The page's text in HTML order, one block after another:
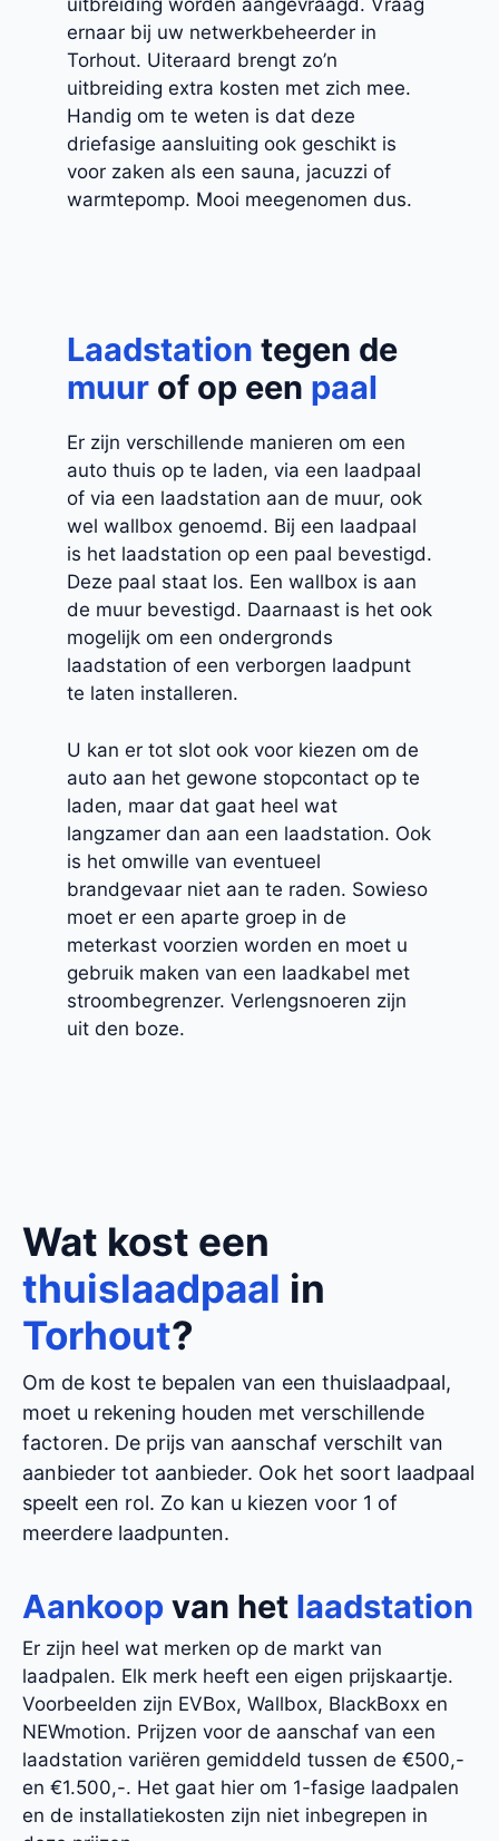
ernaar bij uw netwerkbeheerder in
Torhout. Uiteraard brengt zo’n
uitbreiding extra kosten met zich mee.
Handig om te weten is dat deze
driefasige aansluiting ook geschikt is
voor zaken als een sauna, jacuzzi of
warmtepomp. Mooi meegenomen dus.
Laadstation tegen de
muur of op een paal
Er zijn verschillende manieren om een
auto thuis op te laden, via een laadpaal
of via een laadstation aan de muur, ook
wel wallbox genoemd. Bij een laadpaal
is het laadstation op een paal bevestigd.
Deze paal staat los. Een wallbox is aan
de muur bevestigd. Daarnaast is het ook
mogelijk om een ondergronds
laadstation of een verborgen laadpunt
te laten installeren.
U kan er tot slot ook voor kiezen om de
auto aan het gewone stopcontact op te
laden, maar dat gaat heel wat
langzamer dan aan een laadstation. Ook
is het omwille van eventueel
brandgevaar niet aan te raden. Sowieso
moet er een aparte groep in de
meterkast voorzien worden en moet u
gebruik maken van een laadkabel met
stroombegrenzer. Verlengsnoeren zijn
uit den boze.
Wat kost een
thuislaadpaal in
Torhout?
Om de kost te bepalen van een thuislaadpaal,
moet u rekening houden met verschillende
factoren. De prijs van aanschaf verschilt van
aanbieder tot aanbieder. Ook het soort laadpaal
speelt een rol. Zo kan u kiezen voor 1 of
meerdere laadpunten.
Aankoop van het laadstation
Er zijn heel wat merken op de markt van
laadpalen. Elk merk heeft een eigen prijskaartje.
Voorbeelden zijn EVBox, Wallbox, BlackBoxx en
NEWmotion. Prijzen voor de aanschaf van een
laadstation variëren gemiddeld tussen de €500,-
en €1.500,-. Het gaat hier om 1-fasige laadpalen
en de installatiekosten zijn niet inbegrepen in